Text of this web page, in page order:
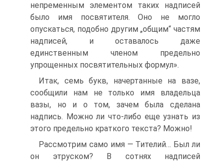
непременным элементом таких надписей
было имя посвятителя. Оно не могло
опускаться, подобно другим „общим“ частям
надписей, и оставалось даже
единственным членом предельно
упрощенных посвятительных формул».
Итак, семь букв, начертанные на вазе,
сообщили нам не только имя владельца
вазы, но и о том, зачем была сделана
надпись. Можно ли что-либо еще узнать из
этого предельно краткого текста? Можно!
Рассмотрим само имя — Тителий… Был ли
он этруском? В сотнях надписей